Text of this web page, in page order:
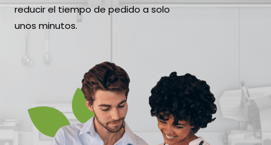
reducir el tiempo de pedido a solo
unos minutos.